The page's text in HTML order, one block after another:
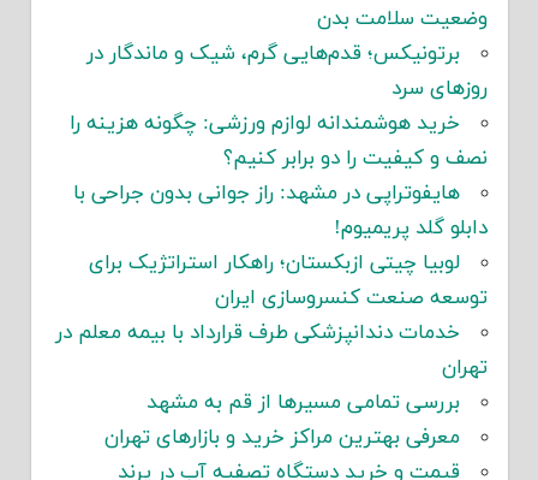
وضعیت سلامت بدن
برتونیکس؛ قدم‌هایی گرم، شیک و ماندگار در
روزهای سرد
خرید هوشمندانه لوازم ورزشی: چگونه هزینه را
نصف و کیفیت را دو برابر کنیم؟
هایفوتراپی در مشهد: راز جوانی بدون جراحی با
دابلو گلد پریمیوم!
لوبیا چیتی ازبکستان؛ راهکار استراتژیک برای
توسعه صنعت کنسروسازی ایران
خدمات دندانپزشکی طرف قرارداد با بیمه معلم در
تهران
بررسی تمامی مسیرها از قم به مشهد
معرفی بهترین مراکز خرید و بازارهای تهران
قیمت و خرید دستگاه تصفیه آب در پرند